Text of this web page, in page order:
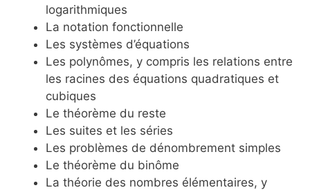
logarithmiques
La notation fonctionnelle
Les systèmes d’équations
Les polynômes, y compris les relations entre
les racines des équations quadratiques et
cubiques
Le théorème du reste
Les suites et les séries
Les problèmes de dénombrement simples
Le théorème du binôme
La théorie des nombres élémentaires, y